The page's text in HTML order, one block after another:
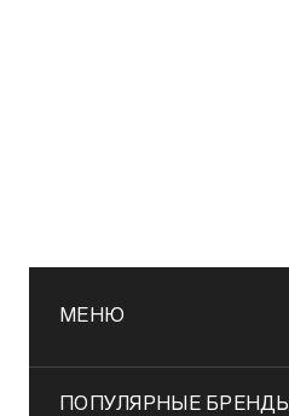
МЕНЮ
ПОПУЛЯРНЫЕ БРЕНДЫ